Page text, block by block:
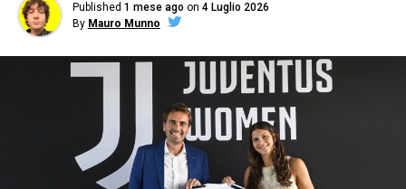
Published 1 mese ago on 4 Luglio 2026
By Mauro Munno